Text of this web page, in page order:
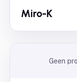
Miro-K
Geen